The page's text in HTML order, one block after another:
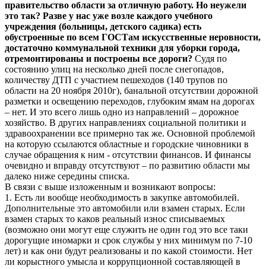
правительство области за отличную работу. Но неужели
это так? Разве у нас уже возле каждого учебного
учреждения (больницы, детского садика) есть
обустроенные по всем ГОСТам искусственные неровности,
достаточно коммунальной техники для уборки города,
отремонтированы и построены все дороги? Судя по
состоянию улиц на несколько дней после снегопадов,
количеству ДТП с участием пешеходов (140 трупов по
области на 20 ноября 2010г), банальной отсутствии дорожной
разметки и освещению переходов, глубоким ямам на дорогах
– нет. И это всего лишь одно из направлений – дорожное
хозяйство. В других направлениях социальной политики и
здравоохранении все примерно так же. Основной проблемой
на которую ссылаются областные и городские чиновники в
случае обращения к ним - отсутствии финансов. И финансы
очевидно и вправду отсутствуют – по развитию области мы
далеко ниже середины списка.
В связи с выше изложенным и возникают вопросы:
1. Есть ли вообще необходимость в закупке автомобилей.
Дополнительные это автомобили или взамен старых. Если
взамен старых то каков реальный износ списываемых
(возможно они могут еще служить не один год это все таки
дорогущие иномарки и срок службы у них минимум по 7-10
лет) и как они будут реализованы и по какой стоимости. Нет
ли корыстного умысла и коррупционной составляющей в